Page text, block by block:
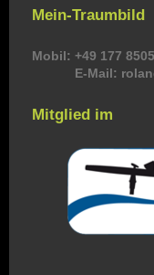
Mein-Traumbild
Mobil: +49 177
E-Mail:
Mitglied im